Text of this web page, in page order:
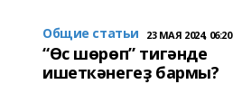
Общие статьи 23 МАЯ 2024, 06:20
“Өс шөрөп” тигәнде
ишеткәнегеҙ бармы?